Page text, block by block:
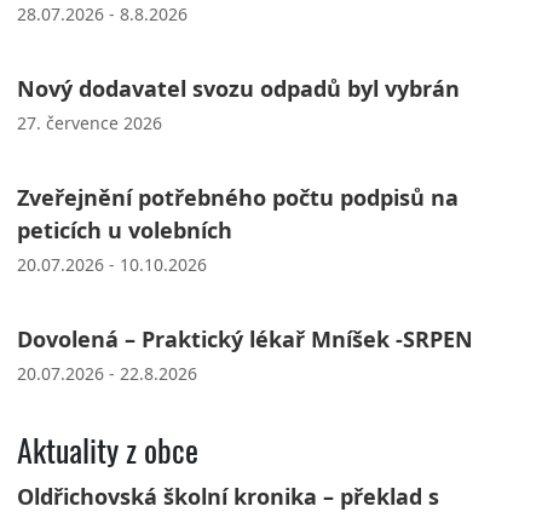
28.07.2026 - 8.8.2026
Nový dodavatel svozu odpadů byl vybrán
27. července 2026
Zveřejnění potřebného počtu podpisů na
peticích u volebních
20.07.2026 - 10.10.2026
Dovolená – Praktický lékař Mníšek -SRPEN
20.07.2026 - 22.8.2026
Aktuality z obce
Oldřichovská školní kronika – překlad s